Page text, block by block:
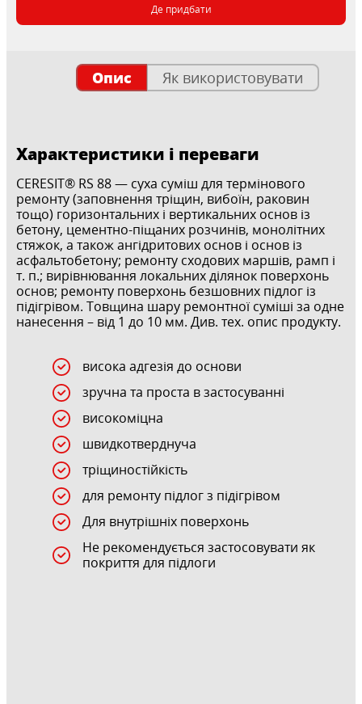
Де придбати
Опис Як використовувати
Характеристики і переваги
CERESIT® RS 88 — суха суміш для термінового
ремонту (заповнення тріщин, вибоїн, раковин
тощо) горизонтальних і вертикальних основ із
бетону, цементно-піщаних розчинів, монолітних
стяжок, а також ангідритових основ і основ із
асфальтобетону; ремонту сходових маршів, рамп і
т. п.; вирівнювання локальних ділянок поверхонь
основ; ремонту поверхонь безшовних підлог із
підігрівом. Товщина шару ремонтної суміші за одне
нанесення – від 1 до 10 мм. Див. тех. опис продукту.
висока адгезія до основи
зручна та проста в застосуванні
високоміцна
швидкотверднуча
тріщиностійкість
для ремонту підлог з підігрівом
Для внутрішніх поверхонь
Не рекомендується застосовувати як
покриття для підлоги